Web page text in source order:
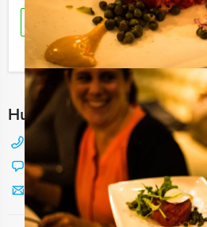
Ik heb een vraag
Hulp nodig bij het kiezen?
088 428 81 17
Chat met Jeroen
Stuur ons een mailtje